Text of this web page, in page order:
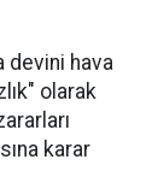
devini hava
olarak
karar